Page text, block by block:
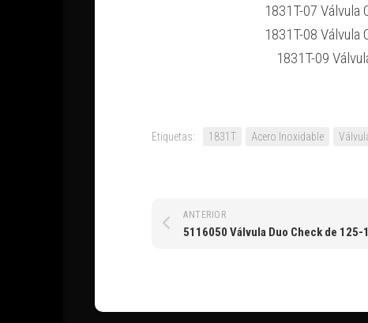
1831T-07
1831T-08
1831T-09
Etiquetas: 1831T Acero Inoxidable
ANTERIOR